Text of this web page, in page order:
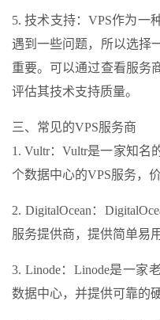
5. 技术支持：VPS作为一
遇到一些问题，所以选择
重要。可以通过查看服务
评估其技术支持质量。
三、常见的VPS服务商
1. Vultr：Vultr是一家知名
个数据中心的VPS服务，
2. DigitalOcean：
服务提供商，提供简单易
3. Linode：Linode是一家
数据中心，并提供可靠的